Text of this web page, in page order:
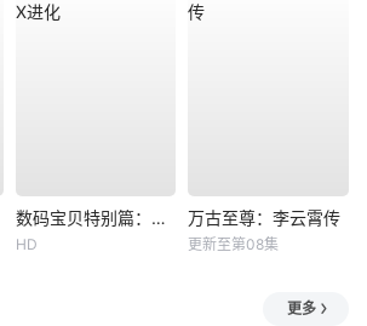
数码宝贝特别篇：X进化
HD
万古至尊：李云霄传
更新至第08集
更多